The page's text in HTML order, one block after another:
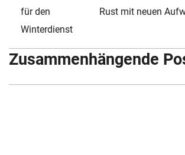
für den
Winterdienst
Rust mit neuen
Zusammenhängende